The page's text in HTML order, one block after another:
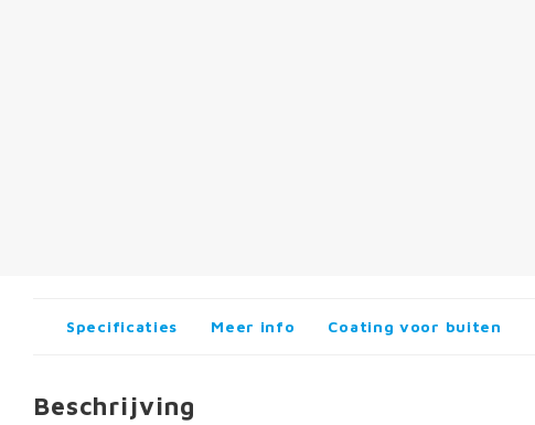
Specificaties Meer info Coating voor buiten
Beschrijving